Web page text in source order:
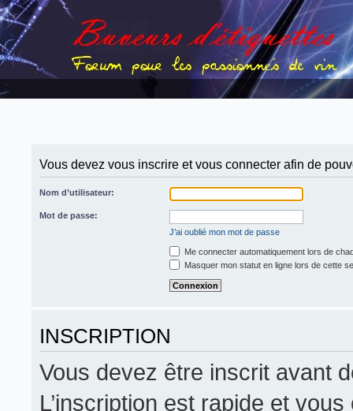
Vous devez vous inscrire et vous connecter afin de
Nom d’utilisateur:
Mot de passe:
J’ai oublié mon mot de passe
Me connecter automatiquement lors de
Masquer mon statut en ligne lors de cette
INSCRIPTION
Vous devez être inscrit avant
L’inscription est rapide et